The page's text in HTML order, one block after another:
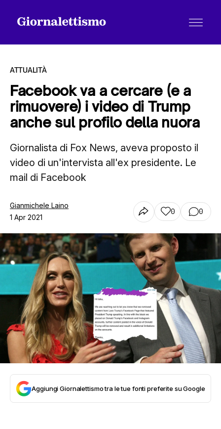
Tutti gli articoli
Chi siamo
ATTUALITÀ
Facebook va a cercare (e a
rimuovere) i video di Trump
anche sul profilo della nuora
Giornalista di Fox News, aveva proposto il
video di un'intervista all'ex presidente. Le
mail di Facebook
Gianmichele Laino
1 Apr 2021
0 0
Aggiungi Giornalettismo tra le tue fonti preferite su Google